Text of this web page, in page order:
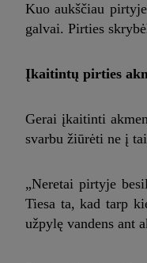
Kuo aukščiau
galvai. Pirties
Įkaitintų pirties
Gerai įkaitinti
svarbu žiūrėti ne į
„Neretai pirtyje
Tiesa ta, kad tarp
užpylę vandens ant